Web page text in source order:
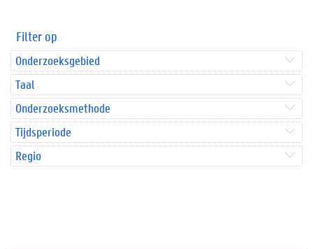
Filter op
Onderzoeksgebied
Taal
Onderzoeksmethode
Tijdsperiode
Regio